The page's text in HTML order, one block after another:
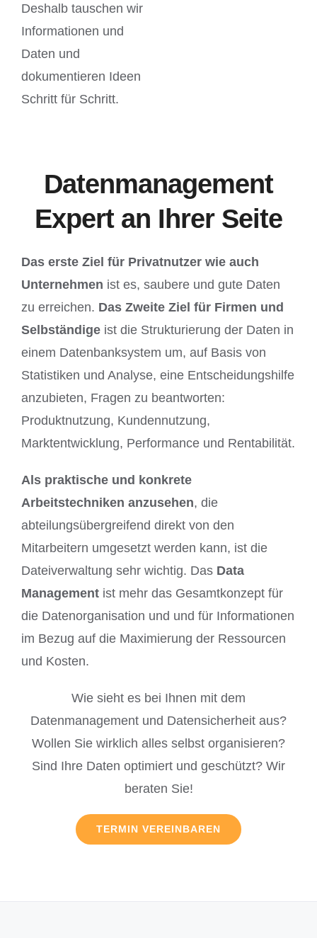
Deshalb tauschen wir
Informationen und
Daten und
dokumentieren Ideen
Schritt für Schritt.
Datenmanagement
Expert an Ihrer Seite
Das erste Ziel für Privatnutzer wie auch
Unternehmen ist es, saubere und gute Daten
zu erreichen. Das Zweite Ziel für Firmen und
Selbständige ist die Strukturierung der Daten in
einem Datenbanksystem um, auf Basis von
Statistiken und Analyse, eine Entscheidungshilfe
anzubieten, Fragen zu beantworten:
Produktnutzung, Kundennutzung,
Marktentwicklung, Performance und Rentabilität.
Als praktische und konkrete
Arbeitstechniken anzusehen, die
abteilungsübergreifend direkt von den
Mitarbeitern umgesetzt werden kann, ist die
Dateiverwaltung sehr wichtig. Das Data
Management ist mehr das Gesamtkonzept für
die Datenorganisation und und für Informationen
im Bezug auf die Maximierung der Ressourcen
und Kosten.
Wie sieht es bei Ihnen mit dem
Datenmanagement und Datensicherheit aus?
Wollen Sie wirklich alles selbst organisieren?
Sind Ihre Daten optimiert und geschützt? Wir
beraten Sie!
TERMIN VEREINBAREN